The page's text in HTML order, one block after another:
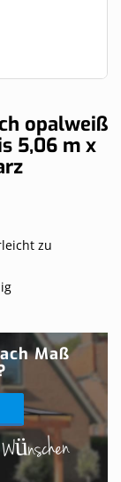
opalweiß
5,06 m x
zu
Maß